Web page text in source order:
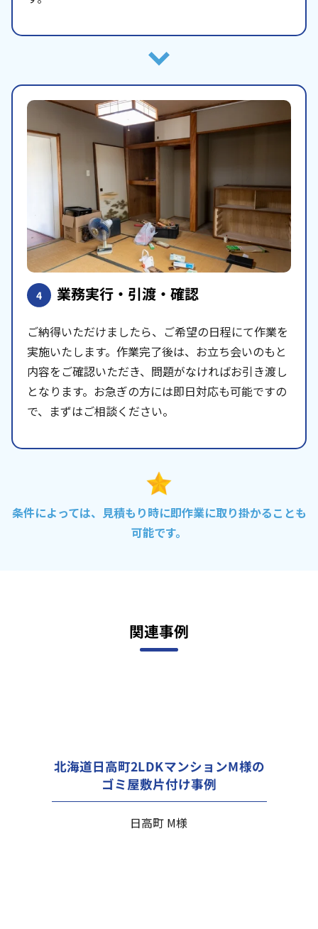
4 業務実行・引渡・確認
ご納得いただけましたら、ご希望の日程にて作業を
実施いたします。作業完了後は、お立ち会いのもと
内容をご確認いただき、問題がなければお引き渡し
となります。お急ぎの方には即日対応も可能ですの
で、まずはご相談ください。
条件によっては、見積もり時に即作業に取り掛かることも
可能です。
関連事例
北海道日高町2LDKマンションM様の
ゴミ屋敷片付け事例
日高町 M様